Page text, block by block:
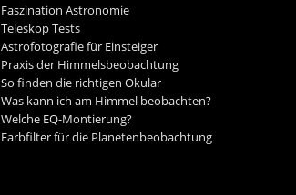
Faszination Astronomie
Teleskop Tests
Astrofotografie für Einsteiger
Praxis der Himmelsbeobachtung
So finden die richtigen Okular
Was kann ich am Himmel beobachten?
Welche EQ-Montierung?
Farbfilter für die Planetenbeobachtung